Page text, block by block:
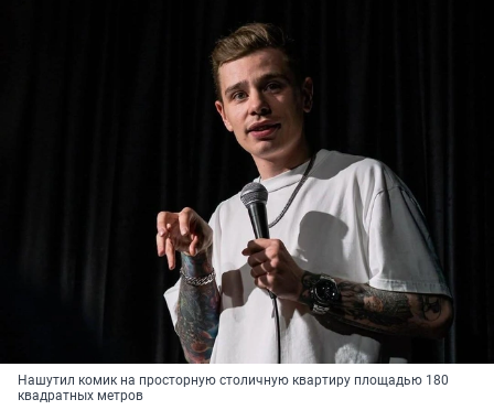
Нашутил комик на просторную столичную квартиру площадью 180
квадратных метров